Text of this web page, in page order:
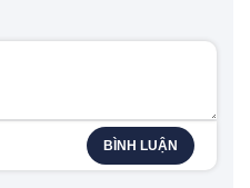
BÌNH LUẬN